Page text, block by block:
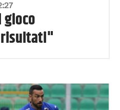
gioco